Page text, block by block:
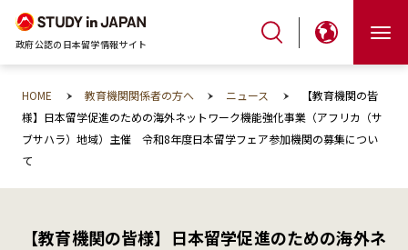
政府公認の日本留学情報サイト
HOME 教育機関関係者の方へ ニュース
【教育機関の皆
様】日本留学促進のための海外ネットワーク機能強化事業（アフリカ（サ
ブサハラ）地域）主催 令和8年度日本留学フェア参加機関の募集につい
て
【教育機関の皆様】日本留学促進のための海外ネ